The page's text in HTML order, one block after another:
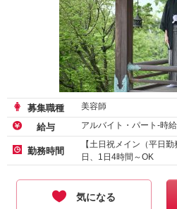
募集職種 美容師
給与 アルバイト・パート-時給
勤務時間
【土日祝メイン（平日
日、1日4時間～OK
気になる